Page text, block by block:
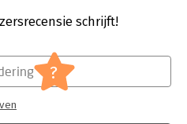
Feestbundels/
- Algemeen
schrijft!
?